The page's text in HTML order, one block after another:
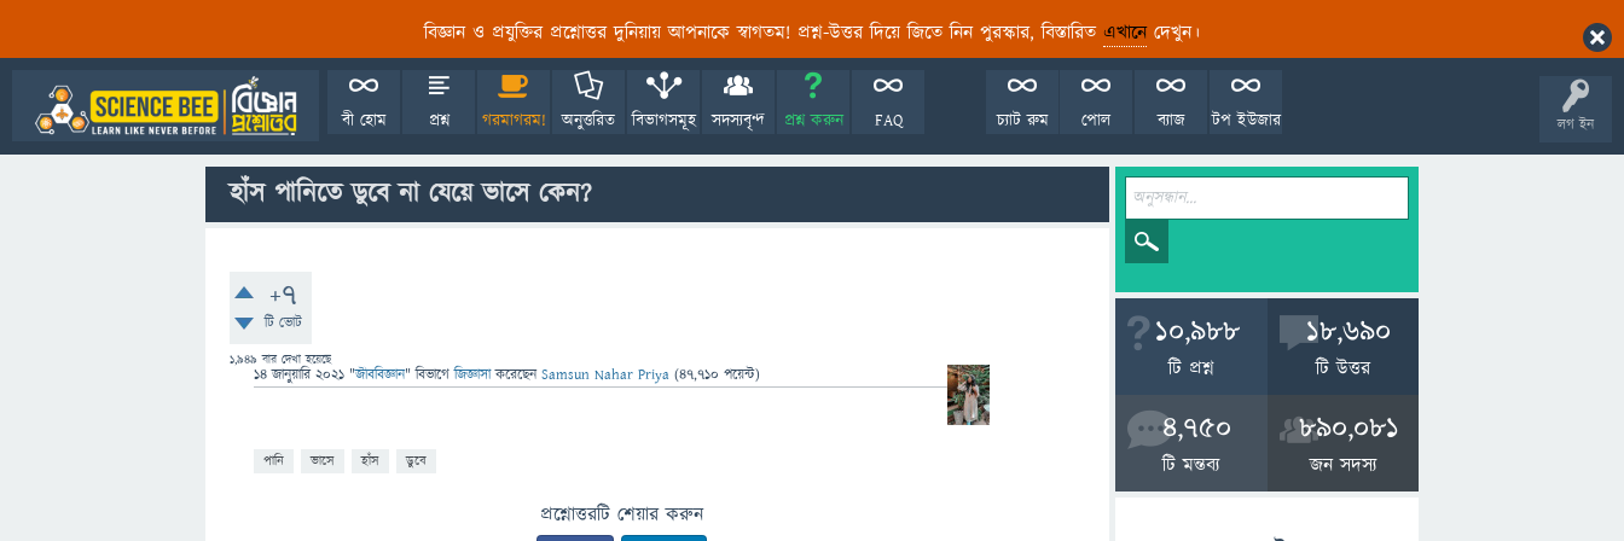
বিজ্ঞান ও প্রযুক্তির প্রশ্নোত্তর দুনিয়ায় আপনাকে স্বাগতম! প্রশ্ন-উত্তর দিয়ে জিতে নিন পুরস্কার, বিস্তারিত এখানেদেখুন।
লগ ইন
বী হোম প্রশ্ন গরমাগরম! অনুত্তরিত বিভাগসমূহ সদস্যবৃন্দ প্রশ্ন করুন FAQ টপ ইউজার
ব্যাজ
পোল
চ্যাট রুম
হাঁস পানিতে ডুবে না যেয়ে ভাসে কেন?
+7
টি ভোট
1,949 বার দেখা হয়েছে
14 জানুয়ারি 2021 "জীববিজ্ঞান" বিভাগে জিজ্ঞাসাকরেছেনSamsun Nahar Priya (47,710 পয়েন্ট)
পানি ভাসে হাঁস ডুবে
প্রশ্নোত্তরটি শেয়ার করুন
10,988
টি প্রশ্ন
18,690
টি উত্তর
4,750
টি মন্তব্য
890,081
জন সদস্য